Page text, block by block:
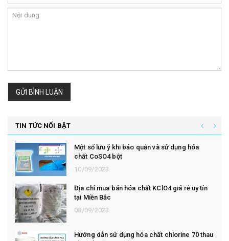
GỬI BÌNH LUẬN
TIN TỨC NỔI BẬT
Một số lưu ý khi bảo quản và sử dụng hóa
chất CoSO4 bột
10/09/2023
Địa chỉ mua bán hóa chất KClO4 giá rẻ uy tín
tại Miền Bắc
08/09/2023
Hướng dẫn sử dụng hóa chất chlorine 70 thau